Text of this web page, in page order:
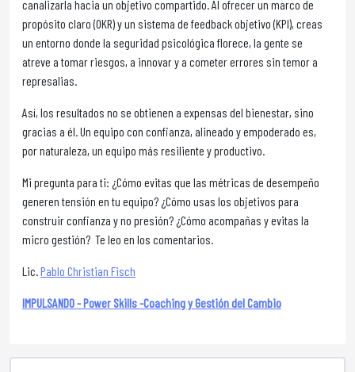
canalizarla hacia un objetivo compartido. Al ofrecer un marco de
propósito claro (OKR) y un sistema de feedback objetivo (KPI), creas
un entorno donde la seguridad psicológica florece, la gente se
atreve a tomar riesgos, a innovar y a cometer errores sin temor a
represalias.
Así, los resultados no se obtienen a expensas del bienestar, sino
gracias a él. Un equipo con confianza, alineado y empoderado es,
por naturaleza, un equipo más resiliente y productivo.
Mi pregunta para ti: ¿Cómo evitas que las métricas de desempeño
generen tensión en tu equipo? ¿Cómo usas los objetivos para
construir confianza y no presión? ¿Cómo acompañas y evitas la
micro gestión? Te leo en los comentarios.
Lic.Pablo Christian Fisch
IMPULSANDO - Power Skills -Coaching y Gestión del Cambio